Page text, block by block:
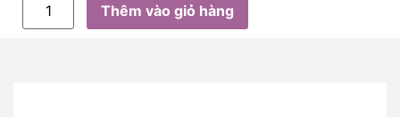
Thêm vào giỏ hàng